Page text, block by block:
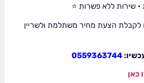
• שירות ללא פשרות ⭐
לקבלת הצעת מחיר משתלמת ולשריין
0559363744
כאן